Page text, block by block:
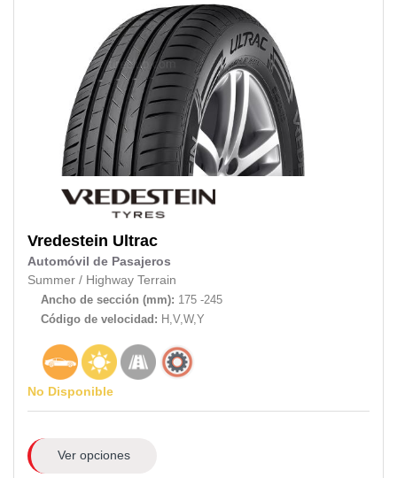
Vredestein Ultrac
Automóvil de Pasajeros
Summer / Highway Terrain
Ancho de sección (mm): 175 -245
Código de velocidad: H,V,W,Y
No Disponible
Ver opciones